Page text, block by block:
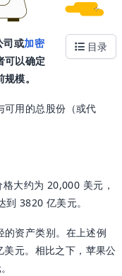
目录
司或加密
可以确定
模。
可用的总股份（或代
大约为 20,000 美元，
3820 亿美元。
资产类别。在上述例
元。相比之下，苹果公